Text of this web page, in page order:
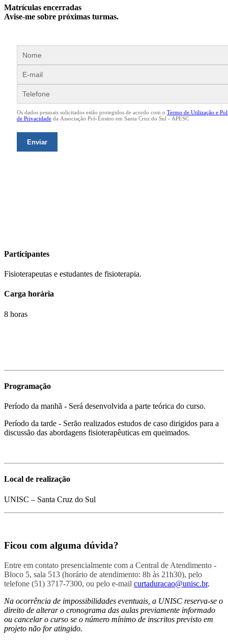
Matrículas encerradas
Avise-me sobre próximas turmas.
Participantes
Fisioterapeutas e estudantes de fisioterapia.
Carga horária
8 horas
Programação
Período da manhã - Será desenvolvida a parte teórica do curso.
Período da tarde - Serão realizados estudos de caso dirigidos para a
discussão das abordagens fisioterapêuticas em queimados.
Local de realização
UNISC – Santa Cruz do Sul
Ficou com alguma dúvida?
Entre em contato presencialmente com a Central de Atendimento -
Bloco 5, sala 513 (horário de atendimento: 8h às 21h30), pelo
telefone (51) 3717-7300, ou pelo e-mail curtaduracao@unisc.br.
Na ocorrência de impossibilidades eventuais, a UNISC reserva-se o
direito de alterar o cronograma das aulas previamente informado
ou cancelar o curso se o número mínimo de inscritos previsto em
projeto não for atingido.